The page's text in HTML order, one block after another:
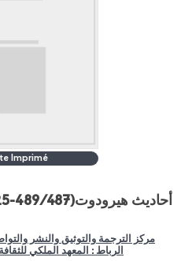
Imprimé
مركز الترجمة والتوثيق والنشر
الرباط : المعهد الملكي للثقافة